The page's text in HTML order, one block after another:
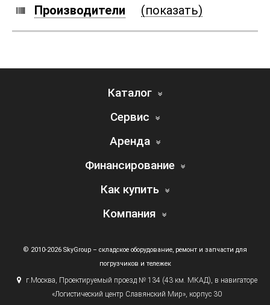
Производители (показать)
Каталог
Сервис
Аренда
Финансирование
Как купить
Компания
© 2010-2026 SkyGroup – складское оборудование, ремонт и запчасти для
погрузчиков и тележек
г.Москва, Проектируемый проезд № 134 (43км. МКАД), в навигаторе
«Логистический центр Славянский Мир», корпус 30